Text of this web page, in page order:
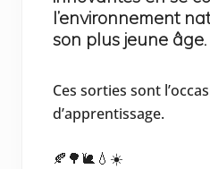
l’environnement
son plus jeune âge.
Ces sorties sont
d’apprentissage.
🍂🌳🐌💧☀️